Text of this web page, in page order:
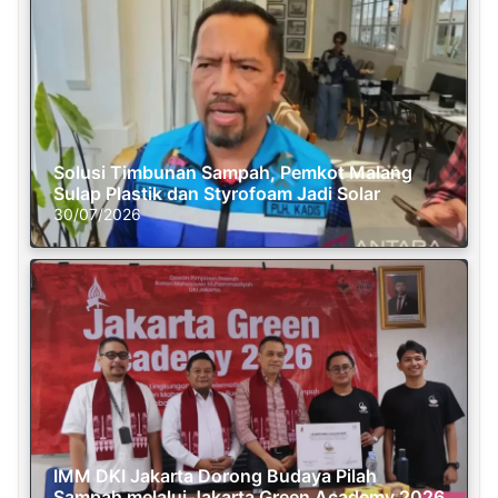
Solusi Timbunan Sampah, Pemkot Malang
Sulap Plastik dan Styrofoam Jadi Solar
30/07/2026
IMM DKI Jakarta Dorong Budaya Pilah